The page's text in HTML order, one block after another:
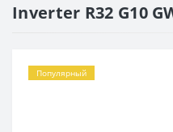
Inverter R32 G10
Популярный